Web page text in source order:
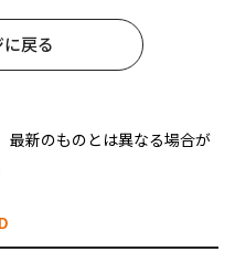
戻る
最新のものとは異なる場合が